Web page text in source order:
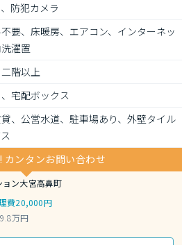
防犯カメラ
要、床暖房、エアコン、インターネッ
濯置
階以上
宅配ボックス
、公営水道、駐車場あり、外壁タイル
カンタンお問い合わせ
ョン大宮高鼻町
費20,000円
万円